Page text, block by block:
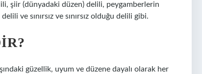
şiir (dünyadaki düzen) delili, peygamberlerin
ve sınırsız ve sınırsız olduğu delili gibi.
güzellik, uyum ve düzene dayalı olarak her